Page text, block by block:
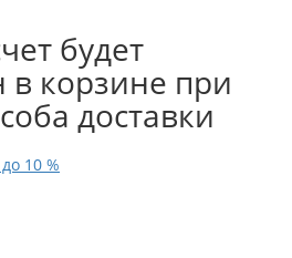
будет
в корзине при
доставки
10 %